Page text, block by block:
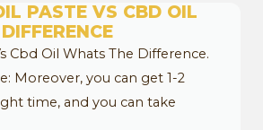
PASTE VS CBD OIL
Cbd Oil Whats The Difference.
Moreover, you can get 1-2
time, and you can take